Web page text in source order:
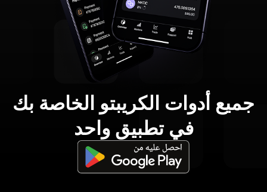
جميع أدوات الكريبتو الخاصة بك
في تطبيق واحد